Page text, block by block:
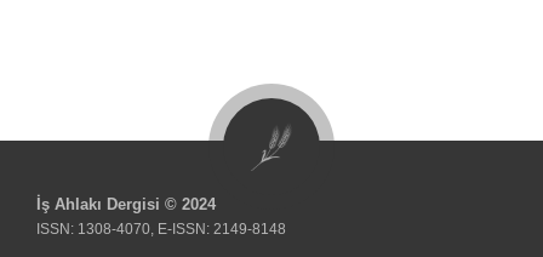
İş Ahlakı Dergisi © 2024
ISSN: 1308-4070, E-ISSN: 2149-8148